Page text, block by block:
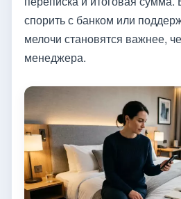
спорить с банком или
мелочи становятся важнее,
менеджера.